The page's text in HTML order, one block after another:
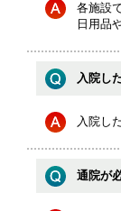
各施設
日用品
入院し
入院し
通院が